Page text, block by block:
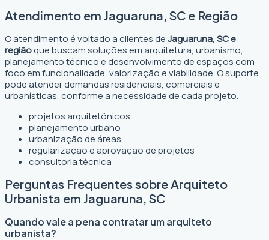
Atendimento em Jaguaruna, SC e Região
O atendimento é voltado a clientes deJaguaruna, SC e
regiãoque buscam soluções em arquitetura, urbanismo,
planejamento técnico e desenvolvimento de espaços com
foco em funcionalidade, valorização e viabilidade. O suporte
pode atender demandas residenciais, comerciais e
urbanísticas, conforme a necessidade de cada projeto.
projetos arquitetônicos
planejamento urbano
urbanização de áreas
regularização e aprovação de projetos
consultoria técnica
Perguntas Frequentes sobre Arquiteto
Urbanista em Jaguaruna, SC
Quando vale a pena contratar um arquiteto
urbanista?